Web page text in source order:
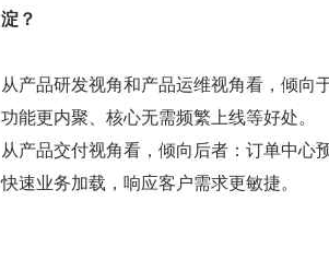
淀？
从产品研发视角和产品运维视角看，倾向
功能更内聚、核心无需频繁上线等好处。
从产品交付视角看，倾向后者：订单中心
快速业务加载，响应客户需求更敏捷。